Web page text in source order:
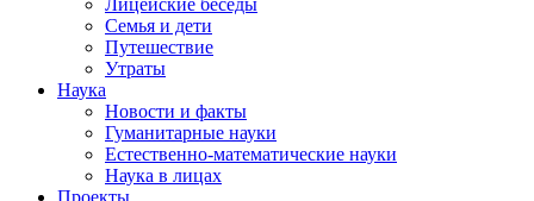
Лицейские беседы
Семья и дети
Путешествие
Утраты
Наука
Новости и факты
Гуманитарные науки
Естественно-математические науки
Наука в лицах